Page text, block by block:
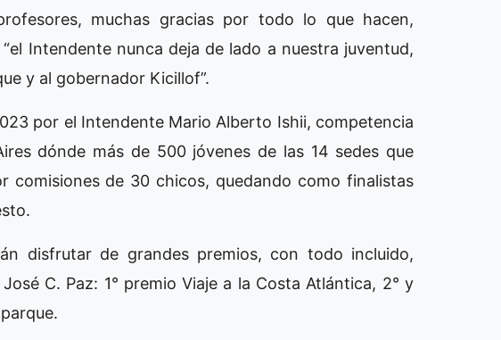
muchas gracias por todo lo que hacen,
Intendente nunca deja de lado a nuestra juventud,
y al gobernador Kicillof”.
por el Intendente Mario Alberto Ishii, competencia
dónde más de 500 jóvenes de las 14 sedes que
comisiones de 30 chicos, quedando como finalistas
disfrutar de grandes premios, con todo incluido,
C. Paz: 1° premio Viaje a la Costa Atlántica, 2° y